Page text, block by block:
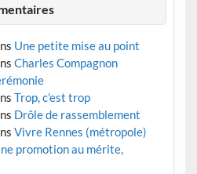
Une petite mise au point
Charles Compagnon
Trop, c’est trop
Drôle de rassemblement
Vivre Rennes (métropole)
promotion au mérite,